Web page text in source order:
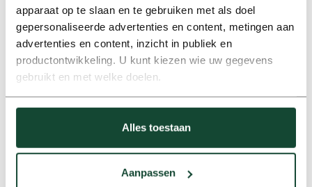
apparaat op te slaan en te gebruiken met als doel
gepersonaliseerde advertenties en content, metingen aan
advertenties en content, inzicht in publiek en
productontwikkeling. U kunt kiezen wie uw gegevens
gebruikt en met welke doelen.
Als u het toestaat, willen we ook graag:
Informatie verzamelen over uw geografische locatie,
die tot een paar meter nauwkeurig kan zijn
op specifieke eigenschappen (fingerprinting)
Alles toestaan
Aanpassen
Operationeel Management (COO)
Mobiliteit voor continuïteit en kostenbeheersing
Andere verantwoordelijkheden of
We ondersteunen ook organisaties buiten de